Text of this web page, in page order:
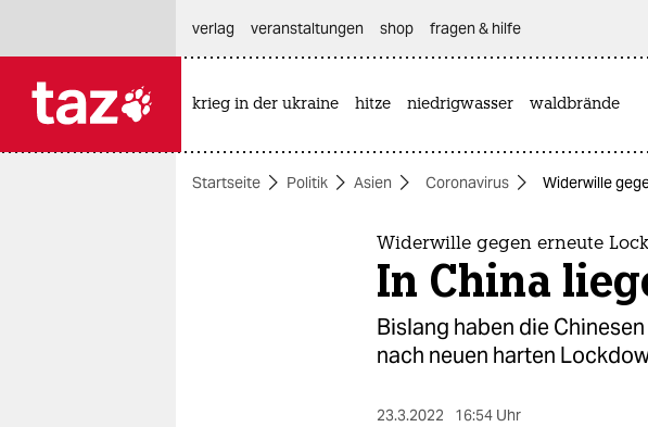
themen
verlag
veranstaltungen shop fragen & hilfe
krieg in der ukraine hitze niedrigwasser waldbrände
Startseite Politik Asien Coronavirus Widerwille
Widerwille gegen erneute
In China
Bislang haben die
nach neuen harten
23.3.2022 16:54 Uhr